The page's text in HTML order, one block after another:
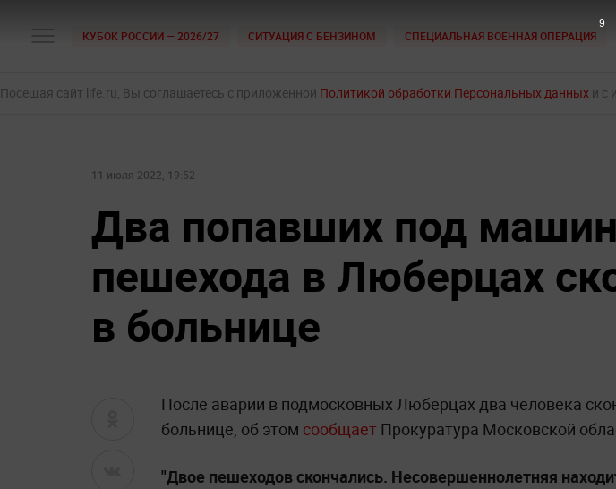
КУБОК РОССИИ — 2026/27 СИТУАЦИЯ С БЕНЗИНОМ СПЕЦИАЛЬНАЯ ВОЕННАЯ ОПЕРАЦИЯ
Посещая сайт life.ru, Вы соглашаетесь с приложенной Политикой обработки Персональных данных и с
11 июля 2022, 19:52
Два попавших под
пешехода в Люберцах
в больнице
После аварии в подмосковных Люберцах два человека
больнице, об этом сообщает Прокуратура Московской
"Двое пешеходов скончались. Несовершеннолетняя
8